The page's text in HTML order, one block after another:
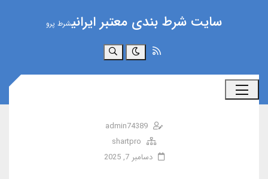
سایت شرط بندی معتبر ایرانیشرط پرو
جستجو
admin74389
shartpro
دسامبر 7, 2025